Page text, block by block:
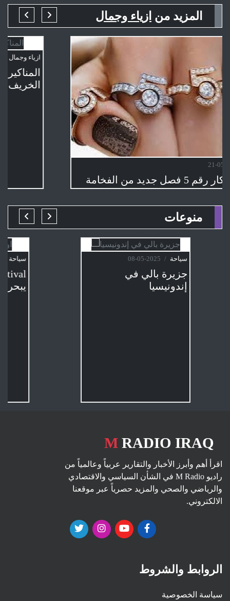
المزيد من ازياء وجمال
ازياء وجمال
شانيل تعيد ابتكار رقم 5 فصل جديد من الفخامة
منوعات
M RADIO IRAQ
اقرأ أهم وأبرز الأخبار والتقارير عربياً وعالمياً من
راديو M Radio في الشأن السياسي والاقتصادي
والرياضي والصحي والمزيد حصرياً عبر موقعنا
الالكتروني.
الروابط والشروط
سياسة الخصوصية